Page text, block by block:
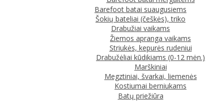
Barefoot batai suaugusiems
Šokių bateliai (češkės), triko
Drabužiai vaikams
Žiemos apranga vaikams
Striukės, kepurės rudeniui
Drabužėliai kūdikiams (0-12 mėn.)
Marškiniai
Megztiniai, švarkai, liemenės
Kostiumai berniukams
Batų priežiūra